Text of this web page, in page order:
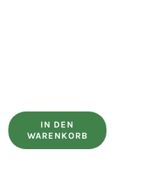
IN DEN
WARENKORB